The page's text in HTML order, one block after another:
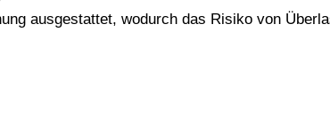
ausgestattet, wodurch das Risiko von